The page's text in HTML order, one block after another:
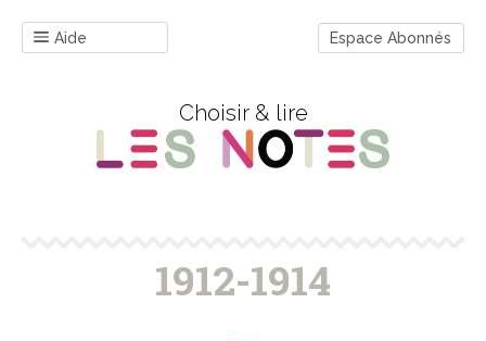
Aide Espace Abonnés
Choisir & lire
1912-1914